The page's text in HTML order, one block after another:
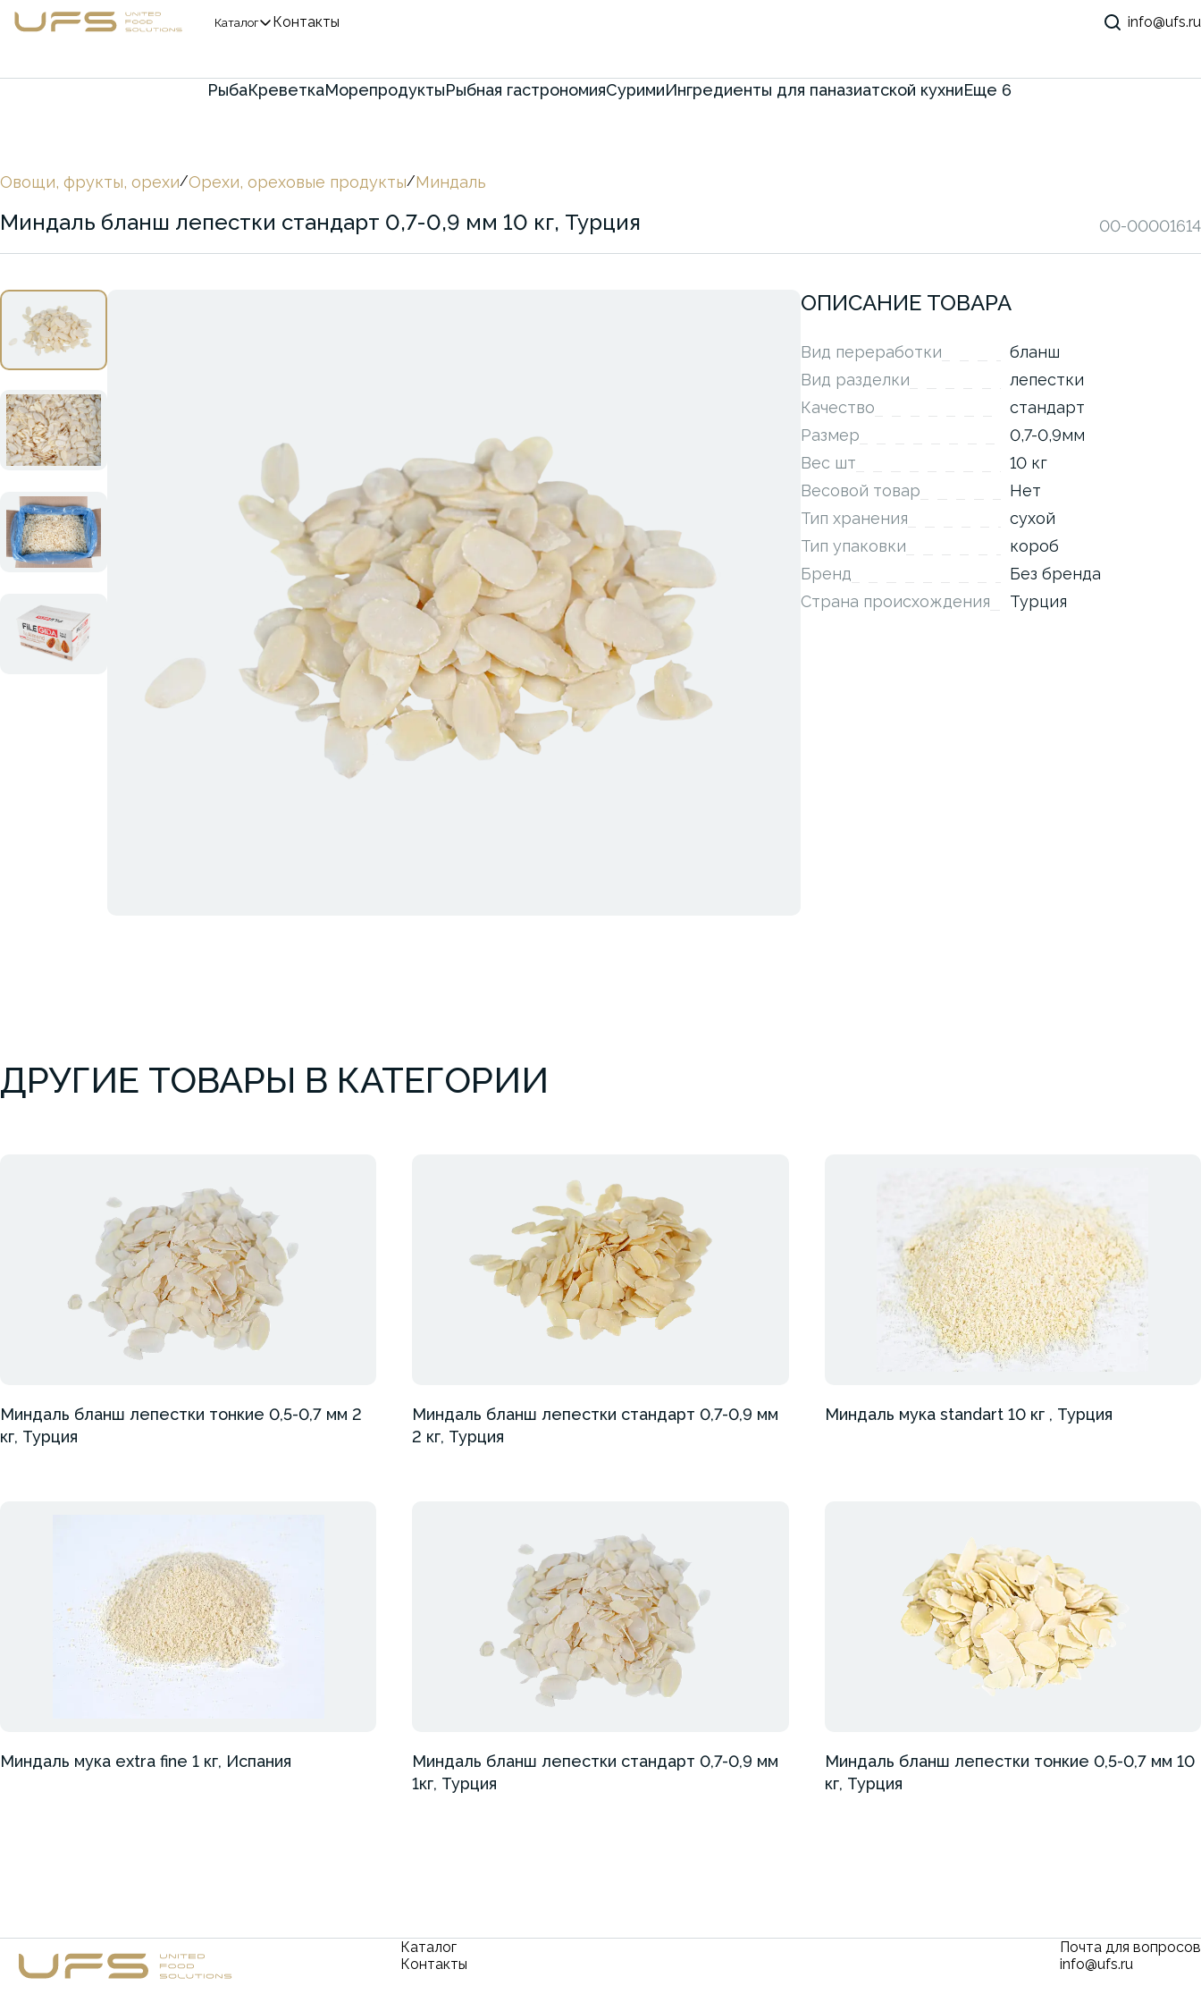
Каталог Контакты info@ufs.ru
РыбаКреветкаМорепродуктыРыбная гастрономияСуримиИнгредиенты для паназиатской кухниЕще 6
Овощи, фрукты, орехи/Орехи, ореховые продукты/Миндаль
Миндаль бланш лепестки стандарт 0,7-0,9 мм 10 кг, Турция 00-00001614
ОПИСАНИЕ ТОВАРА
Вид переработки
бланш
Вид разделки
лепестки
Качество
стандарт
Размер
0,7-0,9мм
Вес шт
10 кг
Весовой товар
Нет
Тип хранения
сухой
Тип упаковки
короб
Бренд
Без бренда
Страна происхождения
Турция
ДРУГИЕ ТОВАРЫ В КАТЕГОРИИ
Миндаль бланш лепестки тонкие 0,5-0,7 мм 2
кг, Турция
Миндаль бланш лепестки стандарт 0,7-0,9 мм
2 кг, Турция
Миндаль мука standart 10 кг , Турция
Миндаль мука extra fine 1 кг, Испания
Миндаль бланш лепестки стандарт 0,7-0,9 мм
1кг, Турция
Миндаль бланш лепестки тонкие 0,5-0,7 мм 10
кг, Турция
Каталог
Контакты
Почта для вопросов
info@ufs.ru